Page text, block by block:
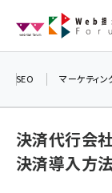
ン
SEO マーケティ
決済代行会社
決済導入方